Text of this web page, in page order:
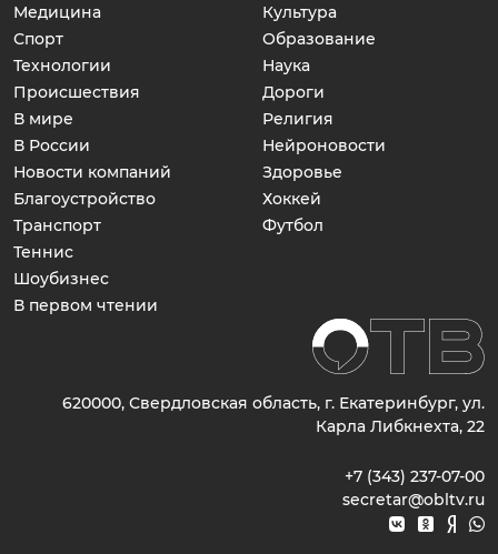
Медицина
Спорт
Технологии
Культура
Образование
Наука
Происшествия
В мире
В России
Новости компаний
Благоустройство
Транспорт
Дороги
Религия
Нейроновости
Здоровье
Хоккей
Футбол
Теннис
Шоубизнес
В первом чтении
620000, Свердловская область, г. Екатеринбург, ул.
Карла Либкнехта, 22
+7 (343) 237-07-00
secretar@obltv.ru